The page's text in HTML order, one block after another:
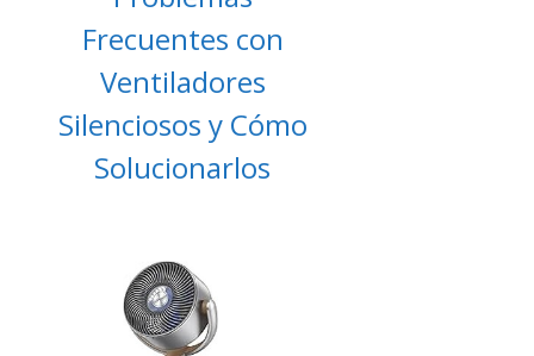
Frecuentes con
Ventiladores
Silenciosos y Cómo
Solucionarlos